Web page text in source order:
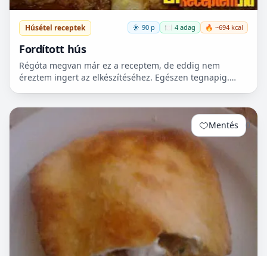
Húsétel receptek 90 p 🍽️ 4 adag 🔥 ~694 kcal
Fordított hús
Régóta megvan már ez a receptem, de eddig nem
éreztem ingert az elkészítéséhez. Egészen tegnapig.
Mentés 0